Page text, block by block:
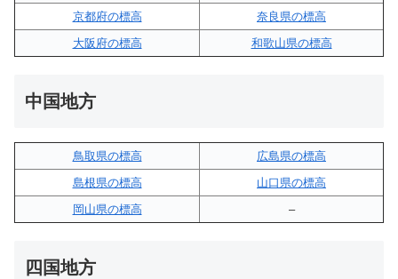
京都府の標高
奈良県の標高
大阪府の標高
和歌山県の標高
中国地方
鳥取県の標高
広島県の標高
島根県の標高
山口県の標高
岡山県の標高
–
四国地方